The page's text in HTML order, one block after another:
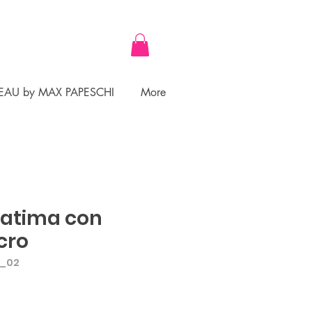
by MAX PAPESCHI More
con